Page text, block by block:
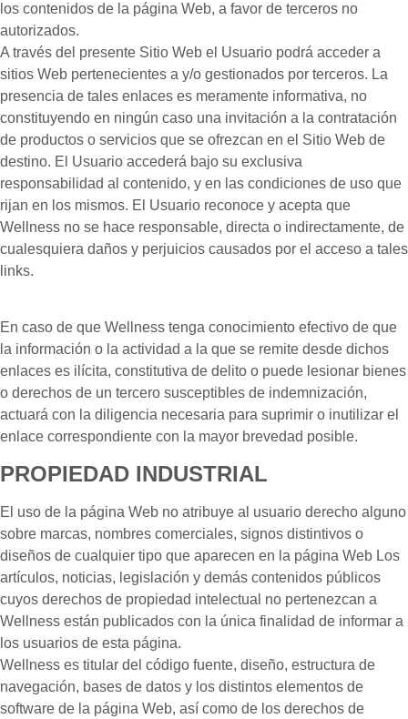
los contenidos de la página Web, a favor de terceros no
autorizados.
A través del presente Sitio Web el Usuario podrá acceder a
sitios Web pertenecientes a y/o gestionados por terceros. La
presencia de tales enlaces es meramente informativa, no
constituyendo en ningún caso una invitación a la contratación
de productos o servicios que se ofrezcan en el Sitio Web de
destino. El Usuario accederá bajo su exclusiva
responsabilidad al contenido, y en las condiciones de uso que
rijan en los mismos. El Usuario reconoce y acepta que
Wellness no se hace responsable, directa o indirectamente, de
cualesquiera daños y perjuicios causados por el acceso a tales
links.
En caso de que Wellness tenga conocimiento efectivo de que
la información o la actividad a la que se remite desde dichos
enlaces es ilícita, constitutiva de delito o puede lesionar bienes
o derechos de un tercero susceptibles de indemnización,
actuará con la diligencia necesaria para suprimir o inutilizar el
enlace correspondiente con la mayor brevedad posible.
PROPIEDAD INDUSTRIAL
El uso de la página Web no atribuye al usuario derecho alguno
sobre marcas, nombres comerciales, signos distintivos o
diseños de cualquier tipo que aparecen en la página Web Los
artículos, noticias, legislación y demás contenidos públicos
cuyos derechos de propiedad intelectual no pertenezcan a
Wellness están publicados con la única finalidad de informar a
los usuarios de esta página.
Wellness es titular del código fuente, diseño, estructura de
navegación, bases de datos y los distintos elementos de
software de la página Web, así como de los derechos de